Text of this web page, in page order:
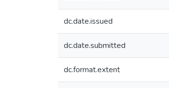
dc.date.issued
dc.date.submitted
dc.format.extent